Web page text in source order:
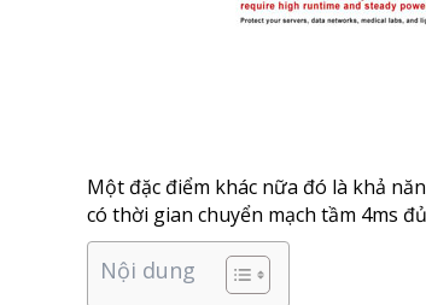
Thương
Một đặc điểm khác nữa đó là khả
có thời gian chuyển mạch tầm 4ms
Nội dung